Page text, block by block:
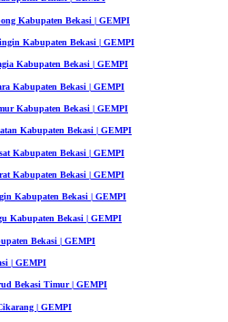
Kabupaten Bekasi | GEMPI
Kabupaten Bekasi | GEMPI
Kabupaten Bekasi | GEMPI
Kabupaten Bekasi | GEMPI
Kabupaten Bekasi | GEMPI
Kabupaten Bekasi | GEMPI
Kabupaten Bekasi | GEMPI
Kabupaten Bekasi | GEMPI
Kabupaten Bekasi | GEMPI
Kabupaten Bekasi | GEMPI
Bekasi | GEMPI
| GEMPI
Bekasi Timur | GEMPI
| GEMPI